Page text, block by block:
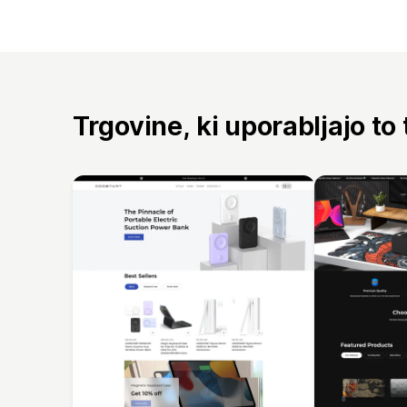
Trgovine, ki uporabljajo to